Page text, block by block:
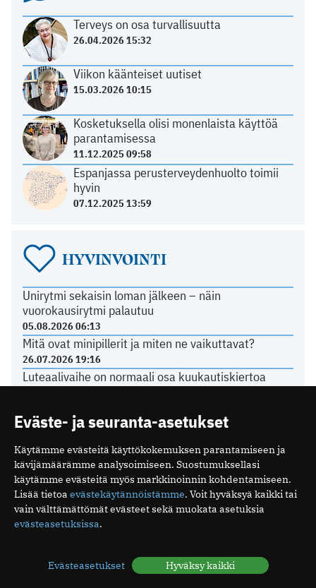
Terveys on osa turvallisuutta
26.04.2026 15:32
Viikon käänteiset uutiset
15.03.2026 10:15
Kosketuksella olisi monenlaista käyttöä
parantamisessa
11.12.2025 09:58
Espanjassa perusterveydenhuolto toimii
hyvin
07.12.2025 13:59
HYVINVOINTI
Unirytmi sekaisin loman jälkeen – näin
vuorokausirytmi palautuu
05.08.2026 06:13
Mitä ovat minipillerit ja miten ne vaikuttavat?
26.07.2026 19:16
Luteaalivaihe on normaali osa kuukautiskiertoa
vaaraton vaiva
TERVEYDENHUOLTO
Yli 80 prosenttia sähköpotkulautailun aiheuttamista
03.07.2026 10:39
Näiden oireiden vuoksi suomalaiset menevät
Eväste- ja seuranta-asetukset
Käytämme evästeitä käyttökokemuksen parantamiseen ja
kävijämäärämme analysoimiseen. Suostumuksellasi
käytämme evästeitä myös markkinoinnin kohdentamiseen.
Lisää tietoa evästekäytännöistämme. Voit hyväksyä kaikki tai
vain välttämättömät evästeet sekä muokata asetuksia
evästeasetuksissa.
Evästeasetukset Hyväksy kaikki